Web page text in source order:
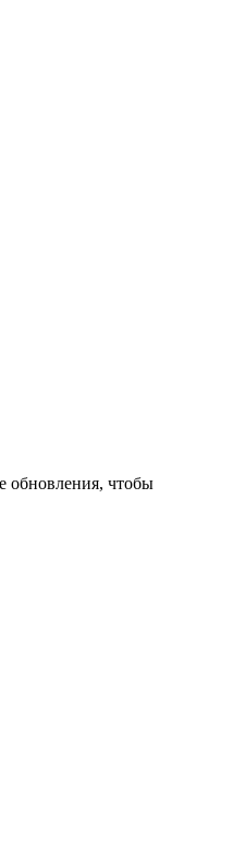
обновления, чтобы